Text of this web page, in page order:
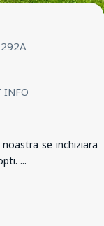
INFO
se inchiziara
...